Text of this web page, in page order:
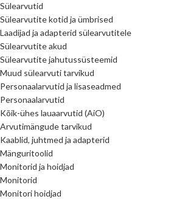
Sülearvutid
Sülearvutite kotid ja ümbrised
Laadijad ja adapterid sülearvutitele
Sülearvutite akud
Sülearvutite jahutussüsteemid
Muud sülearvuti tarvikud
Personaalarvutid ja lisaseadmed
Personaalarvutid
Kõik-ühes lauaarvutid (AiO)
Arvutimängude tarvikud
Kaablid, juhtmed ja adapterid
Mänguritoolid
Monitorid ja hoidjad
Monitorid
Monitori hoidjad